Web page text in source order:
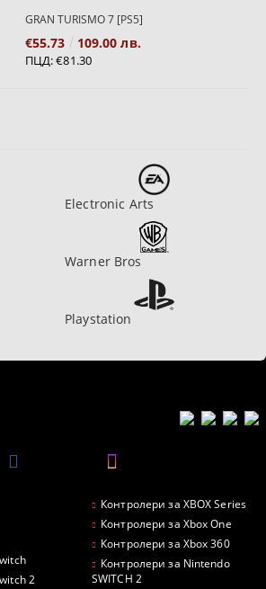
GRAN TURISMO 7 [PS5]
€55.73 109.00 лв.
ПЦД:€81.30
Electronic Arts
Warner Bros
Playstation
2
Контролери за XBOX Series
Контролери за Xbox One
Контролери за Xbox 360
Контролери за Nintendo
SWITCH 2